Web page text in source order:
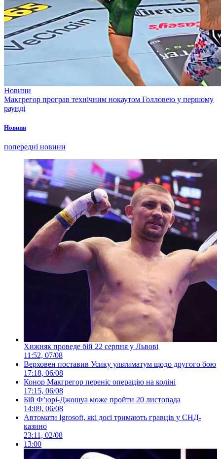
Новини
Макгрегор програв технічним нокаутом Голловею у першому
раунді
Новини
попередні новини
Хижняк проведе бій 22 серпня у Львові
11:52, 07/08
Верховен поставив Усику ультиматум щодо другого бою
17:18, 06/08
Конор Макгрегор переніс операцію на коліні
17:15, 06/08
Бій Ф’юрі-Джошуа може пройти 20 листопада
14:09, 06/08
Автомати Igrosoft, які досі тримають гравців у СНД-
казино
23:11, 02/08
13:00